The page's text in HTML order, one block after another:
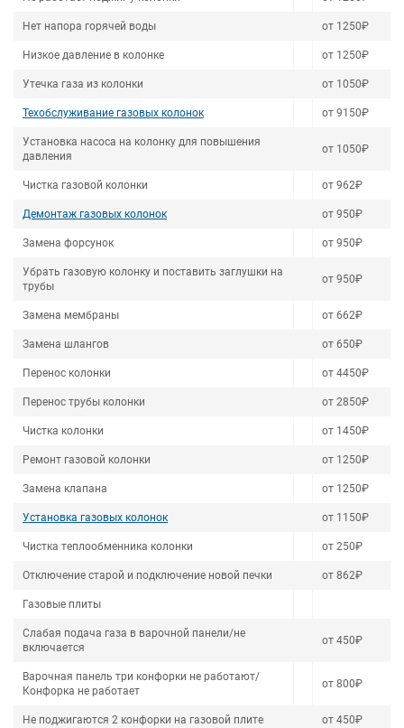
Нет напора горячей воды от 1250₽
Низкое давление в колонке от 1250₽
Утечка газа из колонки от 1050₽
Техобслуживание газовых колонок от 9150₽
Установка насоса на колонку для повышения
давления
от 1050₽
Чистка газовой колонки от 962₽
Демонтаж газовых колонок от 950₽
Замена форсунок от 950₽
Убрать газовую колонку и поставить заглушки на
трубы
от 950₽
Замена мембраны от 662₽
Замена шлангов от 650₽
Перенос колонки от 4450₽
Перенос трубы колонки от 2850₽
Чистка колонки от 1450₽
Ремонт газовой колонки от 1250₽
Замена клапана от 1250₽
Установка газовых колонок от 1150₽
Чистка теплообменника колонки от 250₽
Отключение старой и подключение новой печки от 862₽
Газовые плиты
Слабая подача газа в варочной панели/не
включается
от 450₽
Варочная панель три конфорки не работают/
Конфорка не работает
от 800₽
Не поджигаются 2 конфорки на газовой плите от 450₽